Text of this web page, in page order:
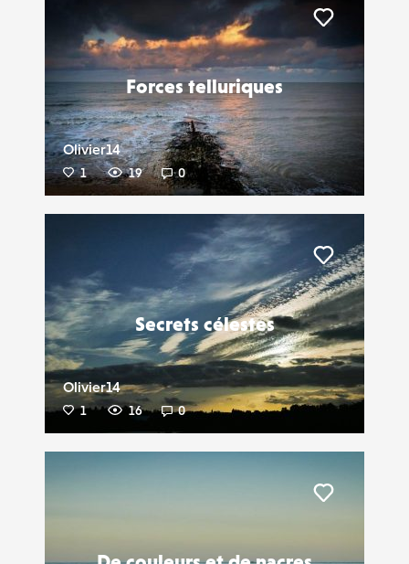
Forces telluriques
Olivier14
1 19 0
Secrets célestes
Olivier14
1 16 0
Liker